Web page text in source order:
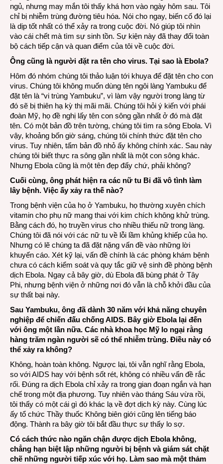
ngủ, nhưng may mắn tôi thấy khá hơn vào ngày hôm sau. Tôi
chỉ bị nhiễm trùng đường tiêu hóa. Nói cho ngay, biến cố đó lại
là dịp tốt nhất có thể xảy ra trong cuộc đời. Nó giúp tôi nhìn
vào cái chết mà tìm sự sinh tồn. Sự kiện này đã thay đổi toàn
bộ cách tiếp cận và quan điểm của tôi về cuộc đời.
Ông cũng là người đặt ra tên cho virus. Tại sao là Ebola?
Hôm đó nhóm chúng tôi thảo luận tới khuya để đặt tên cho con
virus. Chúng tôi không muốn dùng tên ngôi làng Yambuku để
đặt tên là “vi trùng Yambuku”, vì làm vậy người trong làng từ
đó sẽ bị thiên hạ kỳ thị mãi mãi. Chúng tôi hỏi ý kiến với phái
đoàn Mỹ, họ đề nghị lấy tên con sông gần nhất ở đó mà đặt
tên. Có một bản đồ trên tường, chúng tôi tìm ra sông Ebola. Vì
vậy, khoảng bốn giờ sáng, chúng tôi chính thức đặt tên cho
virus. Tuy nhiên, tấm bản đồ nhỏ ấy không chính xác. Sau này
chúng tôi biết thực ra sông gần nhất là một con sông khác.
Nhưng Ebola cũng là một tên đẹp đấy chứ, phải không?
Cuối cùng, ông phát hiện ra các nữ tu Bỉ đã vô tình làm
lây bệnh. Việc ấy xảy ra thế nào?
Trong bệnh viện của họ ở Yambuku, họ thường xuyên chích
vitamin cho phụ nữ mang thai với kim chích không khử trùng.
Bằng cách đó, họ truyền virus cho nhiều thiếu nữ trong làng.
Chúng tôi đã nói với các nữ tu về lỗi lầm khủng khiếp của họ.
Nhưng có lẽ chúng ta đã đặt nặng vấn đề vào những lời
khuyến cáo. Xét kỹ lại, vấn đề chính là các phòng khám bệnh
chưa có cách kiểm soát và quy tắc giữ vệ sinh đề phòng bệnh
dịch Ebola. Ngay cả bây giờ, dù Ebola đã bùng phát ở Tây
Phi, nhưng bệnh viện ở những nơi đó vẫn là chỗ khởi đầu của
sự thất bại này.
Sau Yambuku, ông đã dành 30 năm với khả năng chuyên
nghiệp để chiến đấu chống AIDS. Bây giờ Ebola lại đến
với ông một lần nữa. Các nhà khoa học Mỹ lo ngại rằng
hàng trăm ngàn người sẽ có thể nhiễm trùng. Điều này có
thể xảy ra không?
Không, hoàn toàn không. Ngược lại, tôi vẫn nghĩ rằng Ebola,
so với AIDS hay với bệnh sốt rét, không có nhiều vấn đề rắc
rối. Đúng ra dịch Ebola chỉ xảy ra trong gian đoạn ngắn và hạn
chế trong một địa phương. Tuy nhiên vào tháng Sáu vừa rồi,
tôi thấy có một cái gì đó khác lạ về đợt dịch kỳ này. Cùng lúc
ấy tổ chức Thầy thuốc Không biên giới cũng lên tiếng báo
động. Thành ra bây giờ tôi bắt đầu thực sự thấy lo sợ.
Có cách thức nào ngăn chận được dịch Ebola không,
chẳng hạn biệt lập những người bị bệnh và giám sát chặt
chẽ những người tiếp xúc với họ. Làm sao mà một thảm